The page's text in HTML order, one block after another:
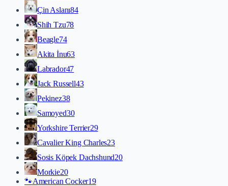
Çin Aslanı84
Shih Tzu78
Beagle74
Akita İnu63
Labrador47
Jack Russell43
Pekinez38
Samoyed30
Yorkshire Terrier29
Cavalier King Charles23
Sosis Köpek Dachshund20
Morkie20
🐾American Cocker19